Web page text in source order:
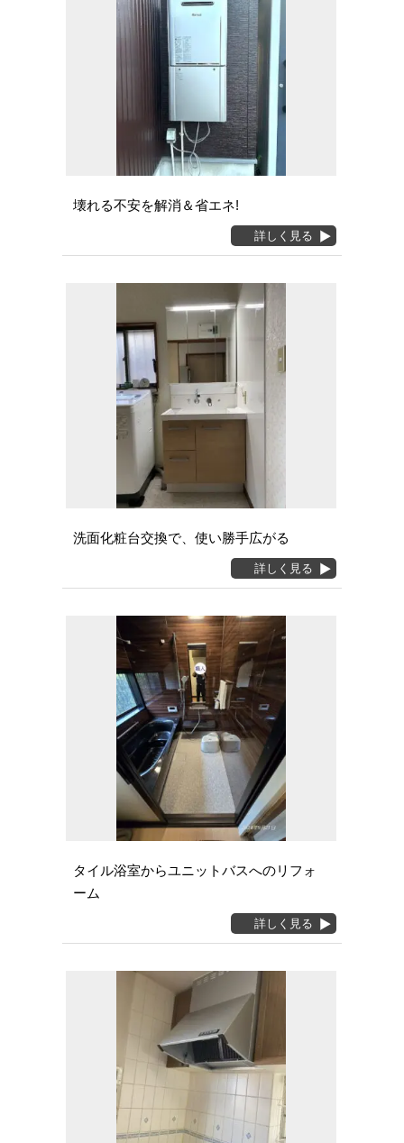
壊れる不安を解消＆省エネ!
詳しく見る
洗面化粧台交換で、使い勝手広がる
詳しく見る
タイル浴室からユニットバスへのリフォ
ーム
詳しく見る